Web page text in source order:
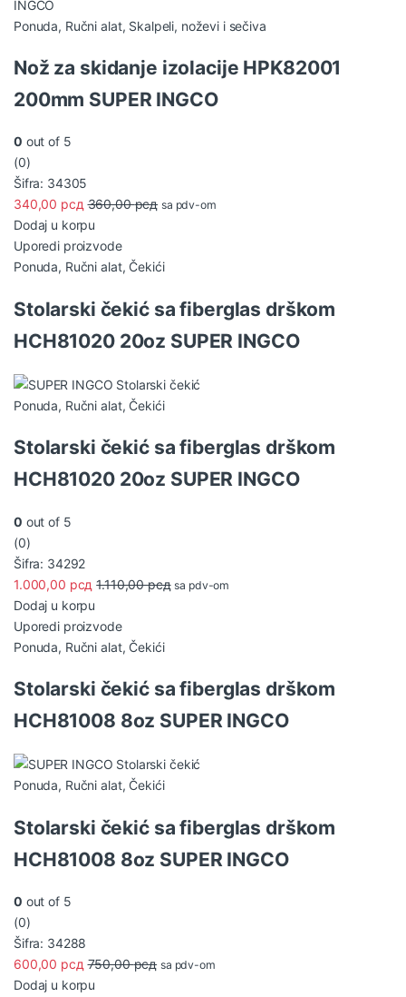
Ponuda, Ručni alat, Skalpeli, noževi i sečiva
Nož za skidanje izolacije HPK82001
200mm SUPER INGCO
0 out of 5
(0)
Šifra: 34305
340,00 рсд 360,00рсд sa pdv-om
Dodaj u korpu
Uporedi proizvode
Ponuda, Ručni alat, Čekići
Stolarski čekić sa fiberglas drškom
HCH81020 20oz SUPER INGCO
Ponuda, Ručni alat, Čekići
Stolarski čekić sa fiberglas drškom
HCH81020 20oz SUPER INGCO
0 out of 5
(0)
Šifra: 34292
1.000,00 рсд 1.110,00рсд sa pdv-om
Dodaj u korpu
Uporedi proizvode
Ponuda, Ručni alat, Čekići
Stolarski čekić sa fiberglas drškom
HCH81008 8oz SUPER INGCO
Ponuda, Ručni alat, Čekići
Stolarski čekić sa fiberglas drškom
HCH81008 8oz SUPER INGCO
0 out of 5
(0)
Šifra: 34288
600,00 рсд 750,00рсд sa pdv-om
Dodaj u korpu